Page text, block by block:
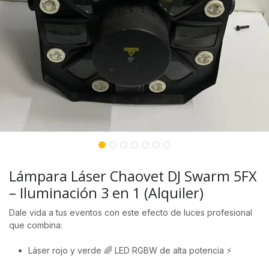
Lámpara Láser Chaovet DJ Swarm 5FX
– Iluminación 3 en 1 (Alquiler)
Dale vida a tus eventos con este efecto de luces profesional
que combina:
Láser rojo y verde 🌈 LED RGBW de alta potencia ⚡